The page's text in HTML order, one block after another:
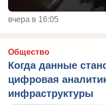
вчера в 16:05
Общество
Когда данные
цифровая
инфраструктуры